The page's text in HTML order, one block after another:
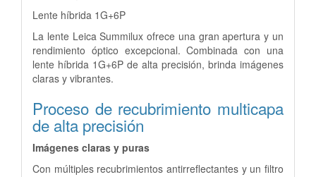
Lente híbrida 1G+6P
La lente Leica Summilux ofrece una gran apertura y un
rendimiento óptico excepcional. Combinada con una
lente híbrida 1G+6P de alta precisión, brinda imágenes
claras y vibrantes.
Proceso de recubrimiento multicapa
de alta precisión
Imágenes claras y puras
Con múltiples recubrimientos antirreflectantes y un filtro